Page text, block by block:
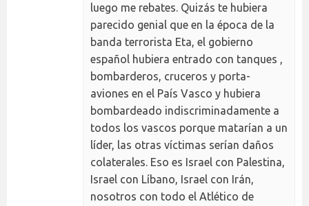
luego me rebates. Quizás te hubiera
parecido genial que en la época de la
banda terrorista Eta, el gobierno
español hubiera entrado con tanques ,
bombarderos, cruceros y porta-
aviones en el País Vasco y hubiera
bombardeado indiscriminadamente a
todos los vascos porque matarían a un
líder, las otras víctimas serían daños
colaterales. Eso es Israel con Palestina,
Israel con Líbano, Israel con Irán,
nosotros con todo el Atlético de